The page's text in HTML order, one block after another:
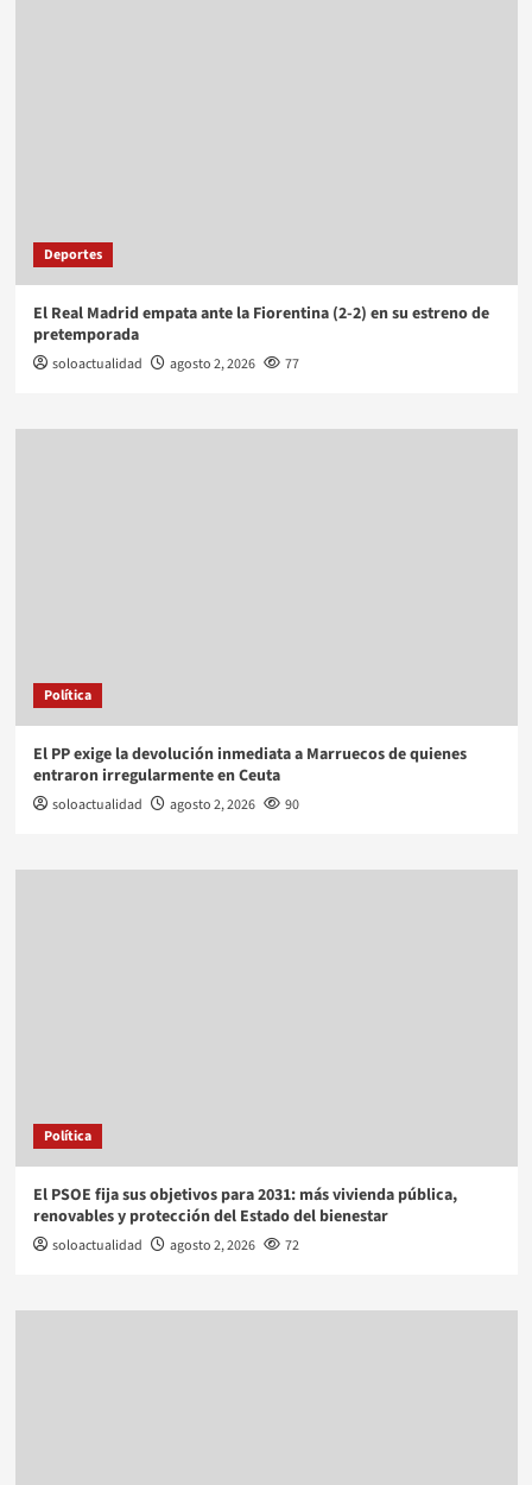
Deportes
El Real Madrid empata ante la Fiorentina (2-2) en su estreno de
pretemporada
soloactualidad agosto 2, 2026 77
Política
El PP exige la devolución inmediata a Marruecos de quienes
entraron irregularmente en Ceuta
soloactualidad agosto 2, 2026 90
Política
El PSOE fija sus objetivos para 2031: más vivienda pública,
renovables y protección del Estado del bienestar
soloactualidad agosto 2, 2026 72